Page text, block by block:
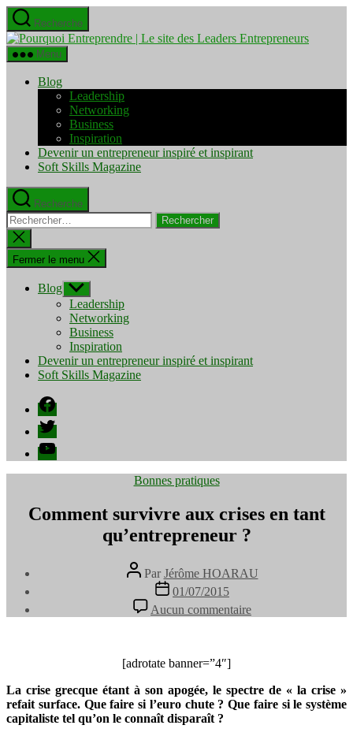
Aller
au
contenu
Recherche
Pourquoi
Menu
Blog
Leadership
Networking
Business
Inspiration
Devenir un entrepreneur inspiré et inspirant
Soft Skills Magazine
Recherche
Rechercher :
Fermer
la
recherche
Fermer le menu
Blog Afficher
le
sous-
menu
Leadership
Networking
Business
Inspiration
Devenir un entrepreneur inspiré et inspirant
Soft Skills Magazine
Facebook
Twitter
YouTube
Catégories
Bonnes pratiques
Comment survivre aux crises en tant
qu’entrepreneur ?
Auteur
de
l’article
Par Jérôme HOARAU
Date
l’article
01/07/2015
Aucun commentaire
Comment
tant
qu’entrepreneur
[adrotate banner=”4″]
La crise grecque étant à son apogée, le spectre de « la crise »
refait surface. Que faire si l’euro chute ? Que faire si le système
capitaliste tel qu’on le connaît disparaît ?